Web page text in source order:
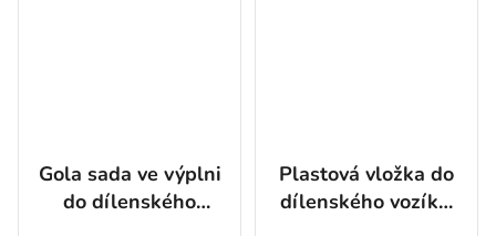
Gola sada ve výplni
do dílenského
Plastová vložka do
dílenského vozíku,